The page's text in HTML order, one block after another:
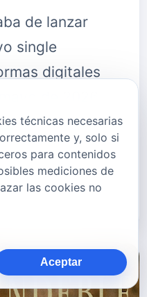
de lanzar
single
digitales
de 2026, y
ofrece una
pop
de la
técnicas necesarias
y, solo si
para contenidos
mediciones de
las cookies no
Aceptar